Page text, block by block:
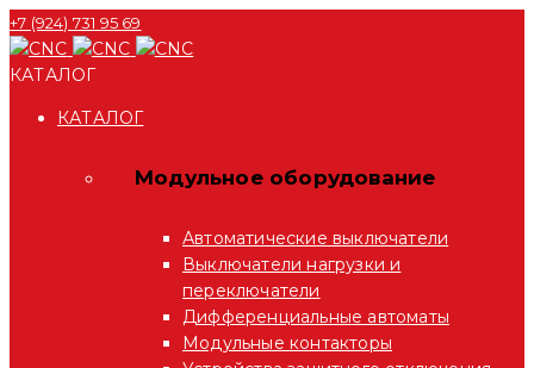
+7 (924) 731 95 69
КАТАЛОГ
КАТАЛОГ
Модульное оборудование
Автоматические выключатели
Выключатели нагрузки и
переключатели
Дифференциальные автоматы
Модульные контакторы